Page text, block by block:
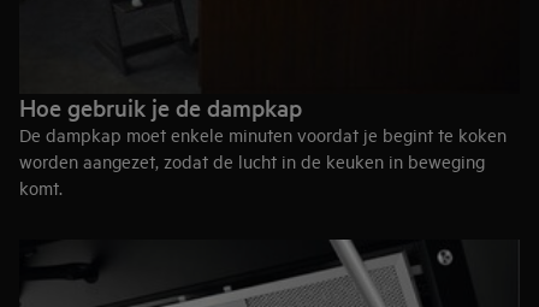
Hoe gebruik je de dampkap
De dampkap moet enkele minuten voordat je begint te koken
worden aangezet, zodat de lucht in de keuken in beweging
komt.
draaien, zodat de geuren in de ruimte verder geabsorbeerd
worden en de actieve koolstoffilter kan uitdrogen.
• Keukens met een dampkap in recirculatiemodus moeten na